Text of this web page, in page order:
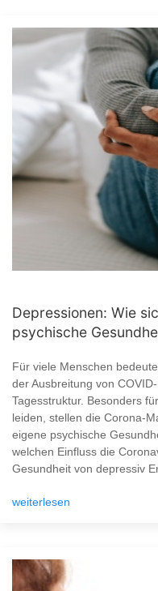
Depressionen: Wie
psychische
Für viele Menschen
der Ausbreitung von
Tagesstruktur. Besonders
leiden, stellen die Corona-
eigene psychische
welchen Einfluss die
Gesundheit von depressiv
weiterlesen